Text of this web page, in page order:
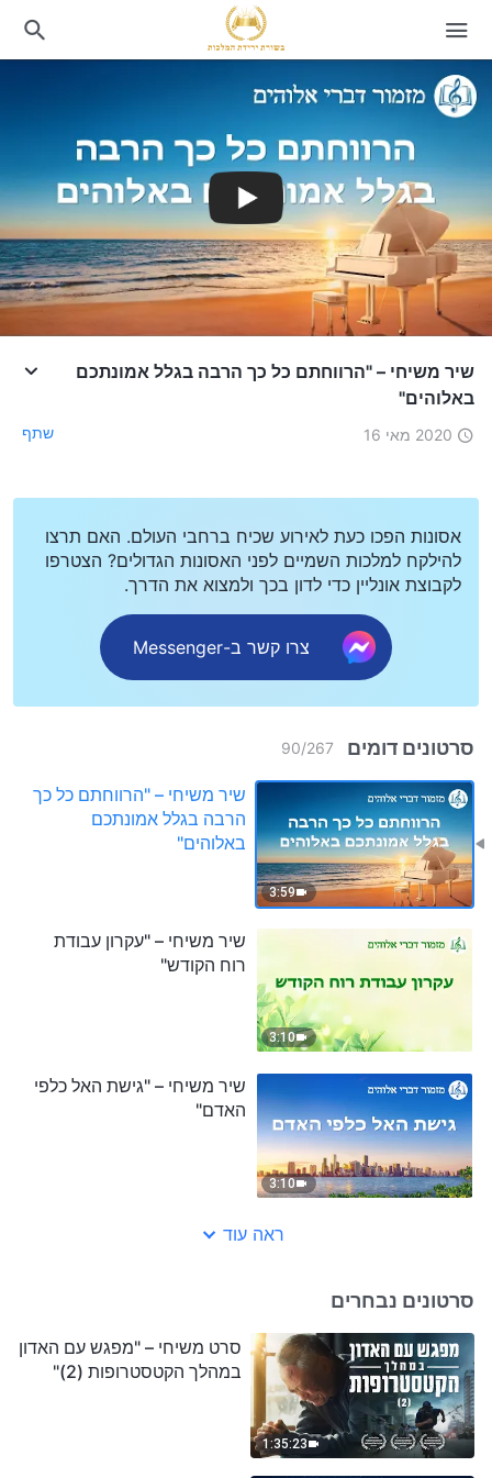
שיר משיחי – "הרווחתם כל כך הרבה בגלל אמונתכם
באלוהים"
2020 מאי 16 שתף
אסונות הפכו כעת לאירוע שכיח ברחבי העולם. האם תרצו
להילקח למלכות השמיים לפני האסונות הגדולים? הצטרפו
לקבוצת אונליין כדי לדון בכך ולמצוא את הדרך.
צרו קשר ב-Messenger
סרטונים דומים 90/267
3:59
שיר משיחי – "הרווחתם כל כך
הרבה בגלל אמונתכם
באלוהים"
3:10
שיר משיחי – "עקרון עבודת
רוח הקודש"
3:10
שיר משיחי – "גישת האל כלפי
האדם"
ראה עוד
סרטונים נבחרים
1:35:23
סרט משיחי – "מפגש עם האדון
במהלך הקטסטרופות (2)"